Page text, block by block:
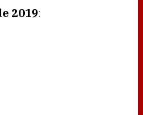
2019: